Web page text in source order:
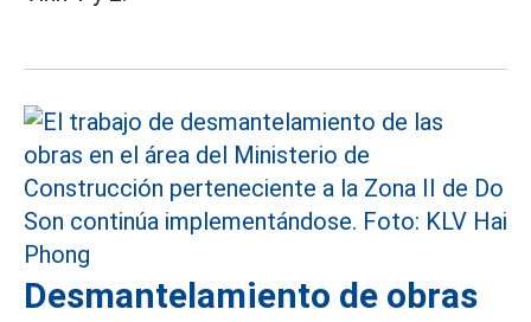
Desmantelamiento de obras